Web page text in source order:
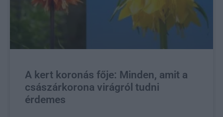
A kert koronás fője: Minden, amit a
császárkorona virágról tudni
érdemes